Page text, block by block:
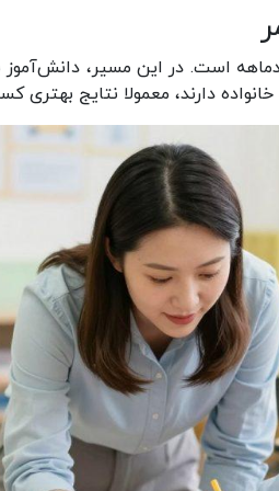
است. در این مسیر، دانش‌آموز به
دارند، معمولا نتایج بهتری